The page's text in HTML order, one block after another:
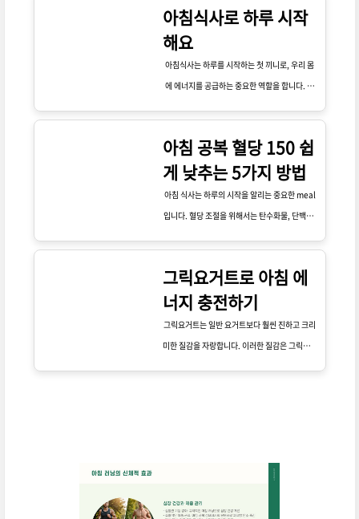
아침식사로 하루 시작
해요
아침식사는 하루를 시작하는 첫 끼니로, 우리 몸
에 에너지를 공급하는 중요한 역할을 합니다. 밤
력 있게 활동할 수 있습니다. 특히, 아침을 거르면
집중력 저하와 기분 변화의 원인이 될 수 있습니
다.
아침 공복 혈당 150 쉽
게 낮추는 5가지 방법
아침 식사는 하루의 시작을 알리는 중요한 meal
입니다. 혈당 조절을 위해서는 탄수화물, 단백질,
함된 식사를 선택하세요. 예를 들어, 계란, 아보카
도, 그리고 채소를 포함한 샐러드는 훌륭한 선택
입니다.
그릭요거트로 아침 에
너지 충전하기
그릭요거트는 일반 요거트보다 훨씬 진하고 크리
미한 질감을 자랑합니다. 이러한 질감은 그릭요거